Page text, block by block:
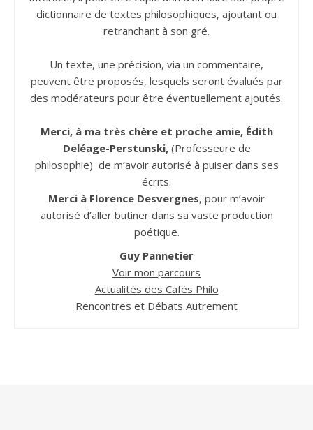
dictionnaire de textes philosophiques, ajoutant ou
retranchant à son gré.
Un texte, une précision, via un commentaire,
peuvent être proposés, lesquels seront évalués par
des modérateurs pour être éventuellement ajoutés.
Merci, à ma très chère et proche amie, Édith
Deléage-Perstunski,(Professeure de
philosophie) de m’avoir autorisé à puiser dans ses
écrits.
Merci à Florence Desvergnes, pour m’avoir
autorisé d’aller butiner dans sa vaste production
poétique.
Guy Pannetier
Voir mon parcours
Actualités des Cafés Philo
Rencontres et Débats Autrement